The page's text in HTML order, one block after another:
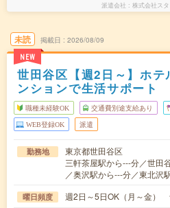
派遣会社 株式会社ス
未読
NEW
掲載日 2026/08/09
世田谷区【週2日～】ホ
ンションで生活サポート
職種未経験OK 交通費別途支給あり
WEB登録OK 派遣
勤務地
東京都世田谷区
三軒茶屋駅から---分／世田
／奥沢駅から---分／東北沢
曜日頻度 週2日～5日OK（月～金）